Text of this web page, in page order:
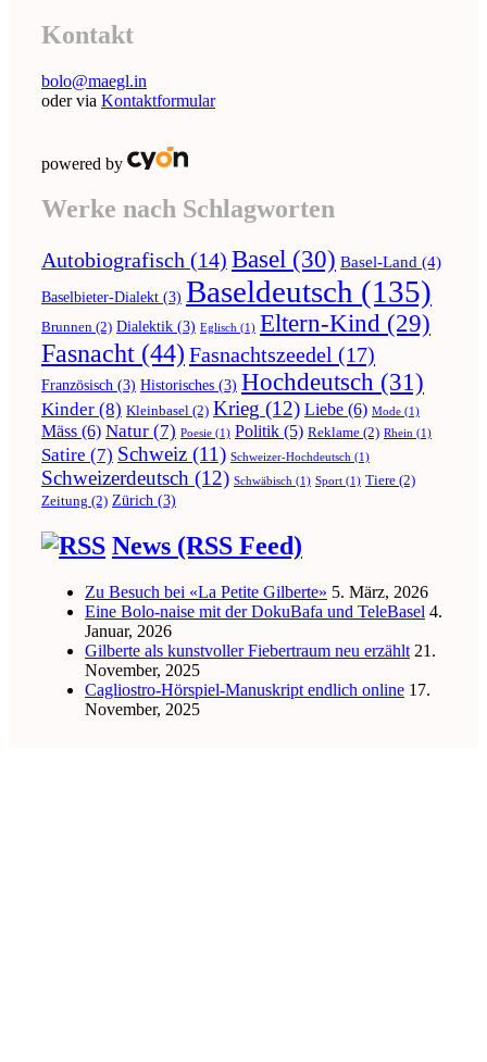
nach:
Kontakt
bolo@maegl.in
oder via Kontaktformular
powered by
Werke nach Schlagworten
Autobiografisch (14) Basel (30) Basel-Land (4)
Baselbieter-Dialekt (3) Baseldeutsch (135)
Brunnen (2) Dialektik (3) Eglisch (1) Eltern-Kind (29)
Fasnacht (44) Fasnachtszeedel (17)
Französisch (3) Historisches (3) Hochdeutsch (31)
Kinder (8) Kleinbasel (2) Krieg (12) Liebe (6) Mode (1)
Mäss (6) Natur (7) Poesie (1) Politik (5) Reklame (2) Rhein (1)
Satire (7) Schweiz (11) Schweizer-Hochdeutsch (1)
Schweizerdeutsch (12) Schwäbisch (1) Sport (1) Tiere (2)
Zeitung (2) Zürich (3)
News (RSS Feed)
Zu Besuch bei «La Petite Gilberte» 5. März, 2026
Eine Bolo-naise mit der DokuBafa und TeleBasel 4.
Januar, 2026
Gilberte als kunstvoller Fiebertraum neu erzählt 21.
November, 2025
Cagliostro-Hörspiel-Manuskript endlich online 17.
November, 2025